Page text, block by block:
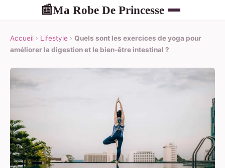
📰Ma Robe De Princesse
Accueil › Lifestyle › Quels sont les exercices de yoga pour
améliorer la digestion et le bien-être intestinal ?